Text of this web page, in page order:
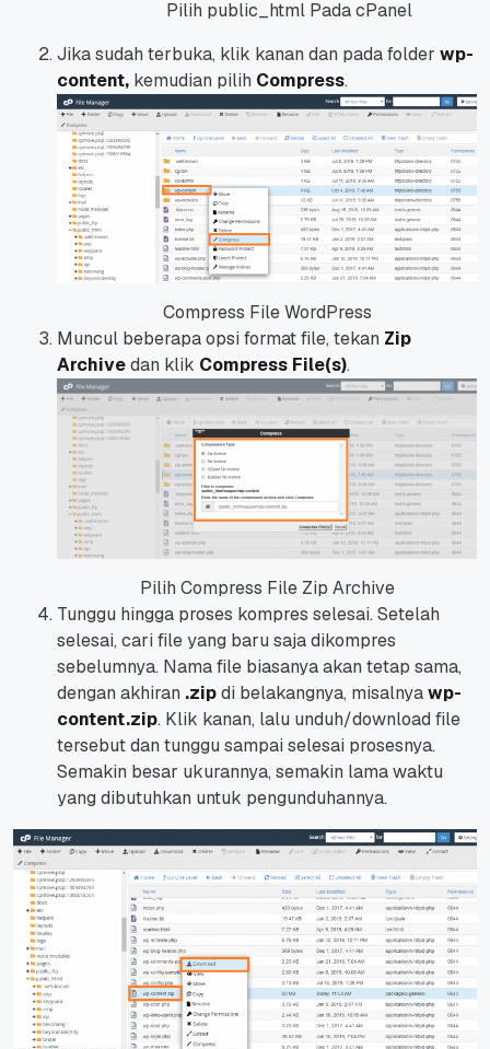
Pilih public_html Pada cPanel
Jika sudah terbuka, klik kanan dan padafolder wp-
content, kemudian pilih Compress.
Compress File WordPress
Muncul beberapa opsi format file, tekan Zip
Archivedan klik Compress File(s).
Pilih Compress File Zip Archive
Tunggu hingga proses kompres selesai. Setelah
selesai, cari file yang baru saja dikompres
sebelumnya. Namafile biasanya akan tetap sama,
dengan akhiran .zipdi belakangnya, misalnyawp-
content.zip. Klik kanan, lalu unduh/download file
tersebut dan tunggu sampai selesai prosesnya.
Semakin besar ukurannya, semakin lama waktu
yang dibutuhkan untuk pengunduhannya.